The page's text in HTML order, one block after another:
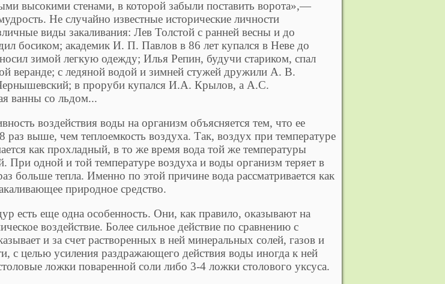
высокими стенами, в которой забыли поставить ворота»,—
Не случайно известные исторические личности
виды закаливания: Лев Толстой с ранней весны и до
босиком; академик И. П. Павлов в 86 лет купался в Неве до
зимой легкую одежду; Илья Репин, будучи стариком, спал
веранде; с ледяной водой и зимней стужей дружили А. В.
в проруби купался И.А. Крылов, а А.С.
ванны со льдом...
воздействия воды на организм объясняется тем, что ее
раз выше, чем теплоемкость воздуха. Так, воздух при температуре
как прохладный, в то же время вода той же температуры
При одной и той температуре воздуха и воды организм теряет в
больше тепла. Именно по этой причине вода рассматривается как
природное средство.
есть еще одна особенность. Они, как правило, оказывают на
воздействие. Более сильное действие по сравнению с
и за счет растворенных в ней минеральных солей, газов и
с целью усиления раздражающего действия воды иногда к ней
ложки поваренной соли либо 3-4 ложки столового уксуса.